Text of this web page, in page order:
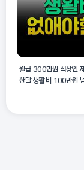
월급 300만원 직장인
한달 생활비 100만원